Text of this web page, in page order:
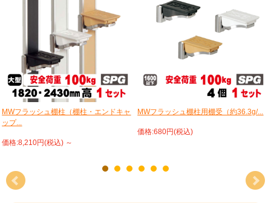
MWフラッシュ棚柱（棚柱・エンドキャ
ップ...
価格:8,210円(税込) ～
MWフラッシュ棚柱用棚受（約36.3g/...
価格:680円(税込)